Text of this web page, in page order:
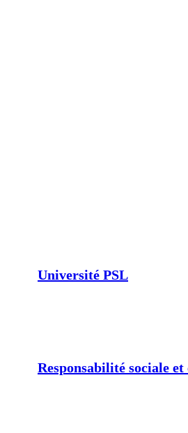
Université PSL
Responsabilité sociale